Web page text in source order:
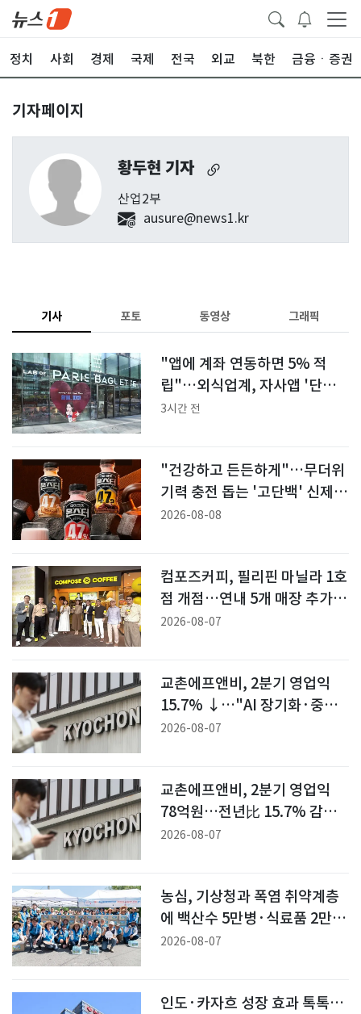
정치 사회 경제 국제 전국 외교 북한 금융ㆍ증권
기자페이지
황두현 기자
산업2부
ausure@news1.kr
기사 포토 동영상 그래픽
"앱에 계좌 연동하면 5% 적
립"…외식업계, 자사앱 '단골
잡기' 경쟁
3시간 전
"건강하고 든든하게"…무더위
기력 충전 돕는 '고단백' 신제품
[이번주Eat템]
2026-08-08
컴포즈커피, 필리핀 마닐라 1호
점 개점…연내 5개 매장 추가
출점
2026-08-07
교촌에프앤비, 2분기 영업익
15.7% ↓…"AI 장기화·중동
여파"(상보)
2026-08-07
교촌에프앤비, 2분기 영업익
78억원…전년比 15.7% 감소
(1보)
2026-08-07
농심, 기상청과 폭염 취약계층
에 백산수 5만병·식료품 2만식
전달
2026-08-07
인도·카자흐 성장 효과 톡톡…